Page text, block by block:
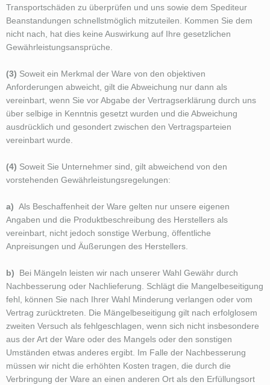
Transportschäden zu überprüfen und uns sowie dem Spediteur
Beanstandungen schnellstmöglich mitzuteilen. Kommen Sie dem
nicht nach, hat dies keine Auswirkung auf Ihre gesetzlichen
Gewährleistungsansprüche.
(3) Soweit ein Merkmal der Ware von den objektiven
Anforderungen abweicht, gilt die Abweichung nur dann als
vereinbart, wenn Sie vor Abgabe der Vertragserklärung durch uns
über selbige in Kenntnis gesetzt wurden und die Abweichung
ausdrücklich und gesondert zwischen den Vertragsparteien
vereinbart wurde.
(4) Soweit Sie Unternehmer sind, gilt abweichend von den
vorstehenden Gewährleistungsregelungen:
a) Als Beschaffenheit der Ware gelten nur unsere eigenen
Angaben und die Produktbeschreibung des Herstellers als
vereinbart, nicht jedoch sonstige Werbung, öffentliche
Anpreisungen und Äußerungen des Herstellers.
b) Bei Mängeln leisten wir nach unserer Wahl Gewähr durch
Nachbesserung oder Nachlieferung. Schlägt die Mangelbeseitigung
fehl, können Sie nach Ihrer Wahl Minderung verlangen oder vom
Vertrag zurücktreten. Die Mängelbeseitigung gilt nach erfolglosem
zweiten Versuch als fehlgeschlagen, wenn sich nicht insbesondere
aus der Art der Ware oder des Mangels oder den sonstigen
Umständen etwas anderes ergibt. Im Falle der Nachbesserung
müssen wir nicht die erhöhten Kosten tragen, die durch die
Verbringung der Ware an einen anderen Ort als den Erfüllungsort